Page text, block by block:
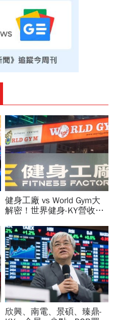
健身工廠 vs World Gym大
解密！世界健身-KY營收大
課、會籍…誰才是真正賺錢
金雞母？
欣興、南電、景碩、臻鼎-